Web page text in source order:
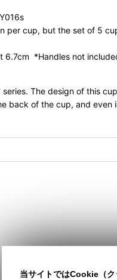
the set of 5 cups
*Handles not
The design of this
back of the cup, and
当サイトではCookie（